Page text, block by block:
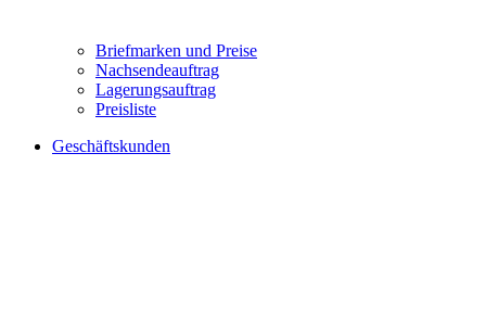
Briefmarken und Preise
Nachsendeauftrag
Lagerungsauftrag
Preisliste
Geschäftskunden